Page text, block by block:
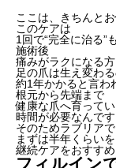
ここは、きちんと
このケアは
1回で“完全に治る”
施術後
痛みがラクになる方
足の爪は生え変わ
約1年かかると言わ
根元から先端まで
健康な爪へ育ってい
時間が必要なんです
そのためラブリア
まずは半年くらい
継続ケアをおすすめ
フィルイン